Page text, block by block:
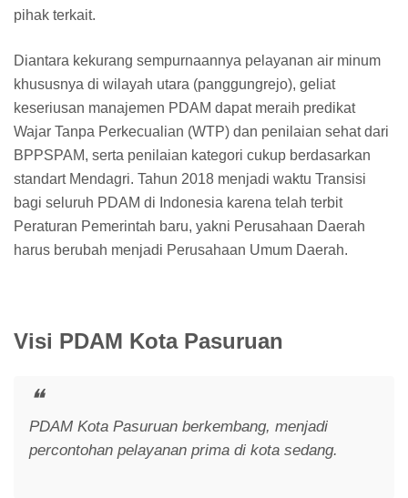
pihak terkait.
Diantara kekurang sempurnaannya pelayanan air minum
khususnya di wilayah utara (panggungrejo), geliat
keseriusan manajemen PDAM dapat meraih predikat
Wajar Tanpa Perkecualian (WTP) dan penilaian sehat dari
BPPSPAM, serta penilaian kategori cukup berdasarkan
standart Mendagri. Tahun 2018 menjadi waktu Transisi
bagi seluruh PDAM di Indonesia karena telah terbit
Peraturan Pemerintah baru, yakni Perusahaan Daerah
harus berubah menjadi Perusahaan Umum Daerah.
Visi PDAM Kota Pasuruan
PDAM Kota Pasuruan berkembang, menjadi
percontohan pelayanan prima di kota sedang.